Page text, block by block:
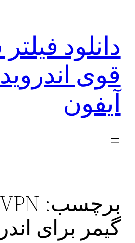
دانلود
قوی
آیفون
برچسب:
گیمر برای